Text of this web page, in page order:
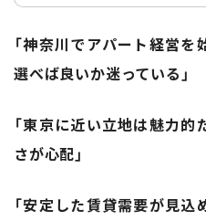
「神奈川でアパート経営を
選べば良いか迷っている」
「東京に近い立地は魅力的
さが心配」
「安定した賃貸需要が見込